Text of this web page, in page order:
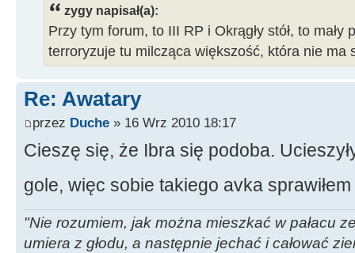
zygy napisał(a):
Przy tym forum, to III RP i Okrągły stół, to
terroryzuje tu milcząca większość, która nie ma
Re: Awatary
przez Duche » 16 Wrz 2010 18:17
Cieszę się, że Ibra się podoba.
gole, więc sobie takiego avka sprawiłem
"Nie rozumiem, jak można mieszkać w pałacu
umiera z głodu, a następnie jechać i całować